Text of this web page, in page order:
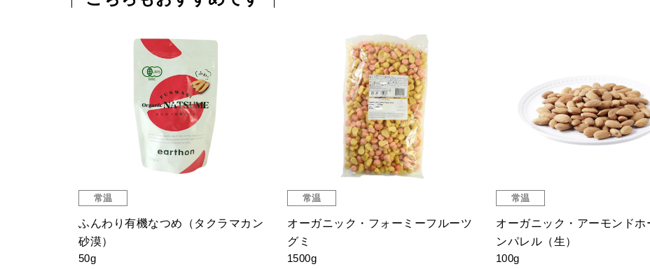
常温
ふんわり有機なつめ（タクラマカン
砂漠）
50g
常温
オーガニック・フォーミーフルーツ
グミ
1500g
常温
オーガニック・アーモンドホ
ンパレル（生）
100g